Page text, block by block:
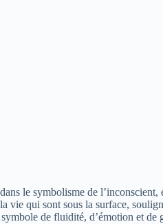
le symbolisme de
vie qui sont sous la surface,
de fluidité, d’émotion et de